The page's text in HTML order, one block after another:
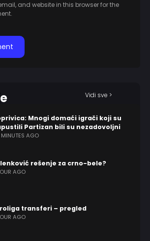
and website in this browser for the
Vidi sve >
Mnogi domaći igrači koji su
Partizan bili su nezadovoljni
AGO
rešenje za crno-bele?
AGO
transferi – pregled
AGO